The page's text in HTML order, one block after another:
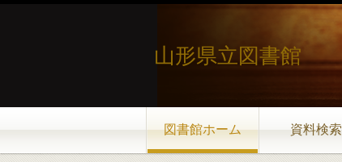
山形県立図書館
図書館ホーム 資料検索